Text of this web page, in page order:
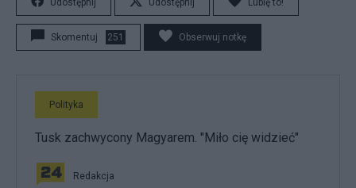
Skomentuj 251 Obserwuj notkę
Polityka
Tusk zachwycony Magyarem. "Miło cię widzieć"
Redakcja